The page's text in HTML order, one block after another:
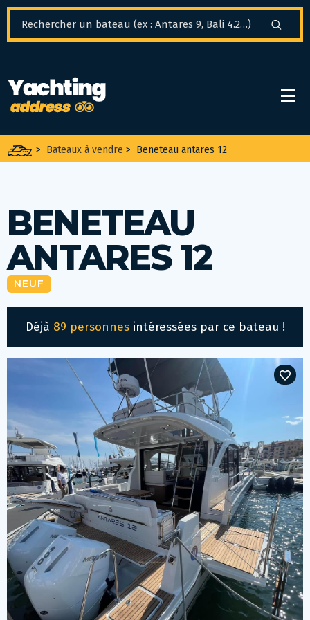
> Bateaux à vendre > Beneteau antares 12
BENETEAU
ANTARES 12
NEUF
Déjà 89 personnesintéressées par ce bateau !
Panneau de gestion des cookies